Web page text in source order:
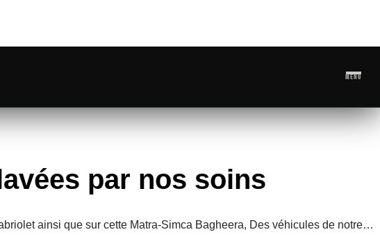
MENU
par nos soins
ainsi que sur cette Matra-Simca Bagheera, Des véhicules de notre…